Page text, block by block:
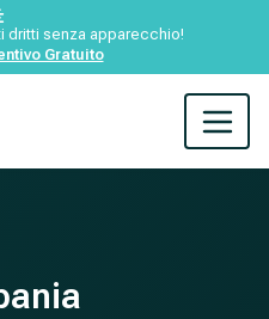
dritti senza apparecchio!
Gratuito